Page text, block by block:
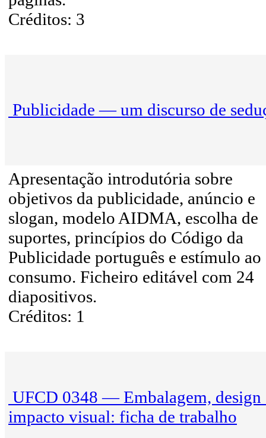
Créditos: 3
Publicidade — um discurso de
Apresentação introdutória sobre
objetivos da publicidade, anúncio e
slogan, modelo AIDMA, escolha de
suportes, princípios do Código da
Publicidade português e estímulo ao
consumo. Ficheiro editável com 24
diapositivos.
Créditos: 1
UFCD 0348 — Embalagem, design
impacto visual: ficha de trabalho